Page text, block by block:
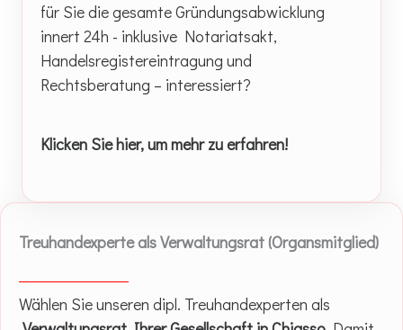
für Sie die gesamte Gründungsabwicklung
innert 24h - inklusive Notariatsakt,
Handelsregistereintragung und
Rechtsberatung – interessiert?
Klicken Sie hier, um mehr zu erfahren!
Treuhandexperte als Verwaltungsrat (Organsmitglied)
Wählen Sie unseren dipl. Treuhandexperten als